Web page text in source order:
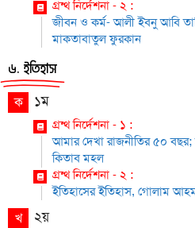
গ্রন্থ নির্দেশনা - ২ :
জীবন ও কর্ম- আলী ইবনু আবি
মাকতাবাতুল ফুরকান
৬. ইতিহাস
ক ১ম
গ্রন্থ নির্দেশনা - ১ :
আমার দেখা রাজনীতির ৫০
কিতাব মহল
গ্রন্থ নির্দেশনা - ২ :
ইতিহাসের ইতিহাস, গোলাম
খ ২য়